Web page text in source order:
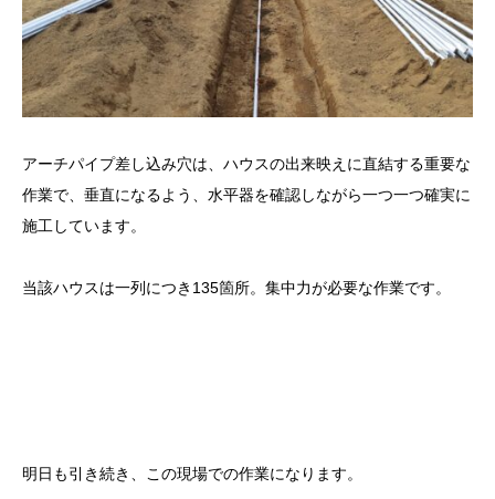
アーチパイプ差し込み穴は、ハウスの出来映えに直結する重要な
作業で、垂直になるよう、水平器を確認しながら一つ一つ確実に
施工しています。
当該ハウスは一列につき135箇所。集中力が必要な作業です。
明日も引き続き、この現場での作業になります。